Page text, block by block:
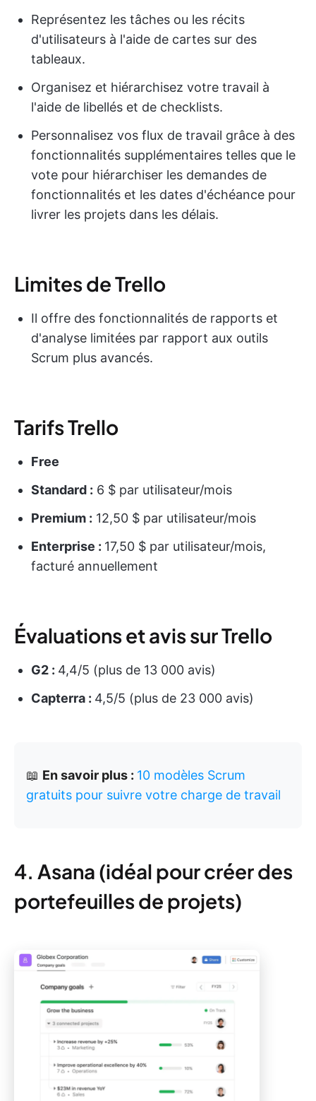
Représentez les tâches ou les récits
d'utilisateurs à l'aide de cartes sur des
tableaux.
Organisez et hiérarchisez votre travail à
l'aide de libellés et de checklists.
Personnalisez vos flux de travail grâce à des
fonctionnalités supplémentaires telles que le
vote pour hiérarchiser les demandes de
fonctionnalités et les dates d'échéance pour
livrer les projets dans les délais.
Limites de Trello
Il offre des fonctionnalités de rapports et
d'analyse limitées par rapport aux outils
Scrum plus avancés.
Tarifs Trello
Free
Standard : 6 $ par utilisateur/mois
Premium : 12,50 $ par utilisateur/mois
Enterprise : 17,50 $ par utilisateur/mois,
facturé annuellement
Évaluations et avis sur Trello
G2 : 4,4/5 (plus de 13 000 avis)
Capterra : 4,5/5 (plus de 23 000 avis)
📖 En savoir plus : 10 modèles Scrum
gratuits pour suivre votre charge de travail
4. Asana (idéal pour créer des
portefeuilles de projets)